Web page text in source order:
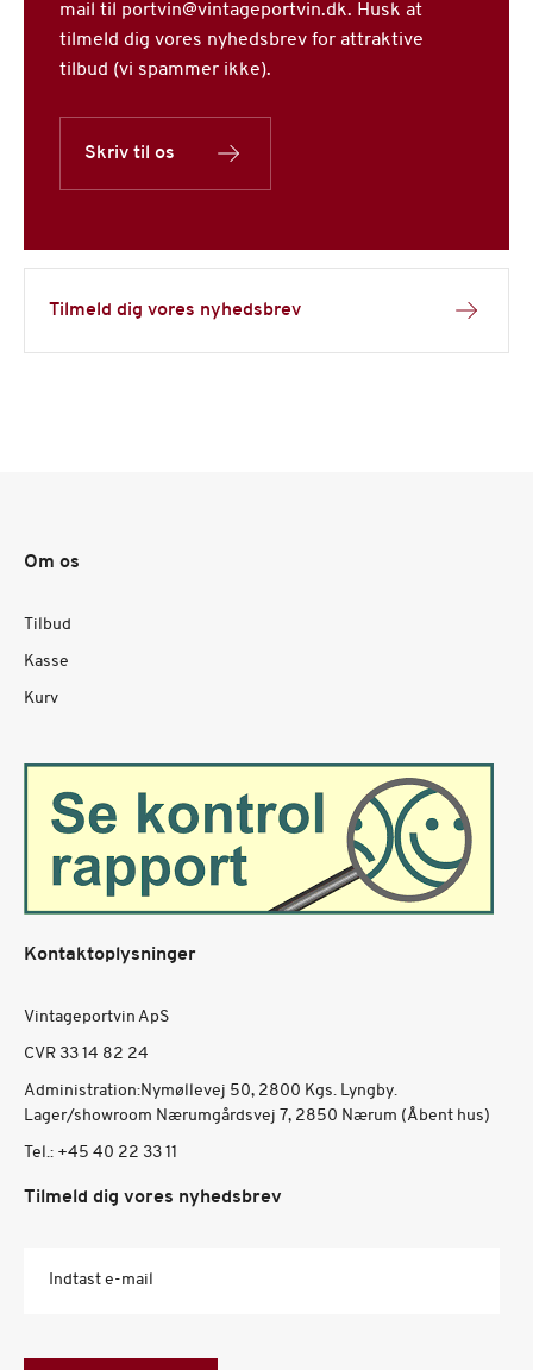
Tilmeld dig vores nyhedsbrev
mail til portvin@vintageportvin.dk. Husk at
tilmeld dig vores nyhedsbrev for attraktive
tilbud (vi spammer ikke).
Skriv til os
Om os
Tilbud
Kasse
Kurv
Kontaktoplysninger
Vintageportvin ApS
CVR 33 14 82 24
Administration:Nymøllevej 50, 2800 Kgs. Lyngby.
Lager/showroom Nærumgårdsvej 7, 2850 Nærum (Åbent hus)
Tel.: +45 40 22 33 11
Tilmeld dig vores nyhedsbrev
Indtast e-mail